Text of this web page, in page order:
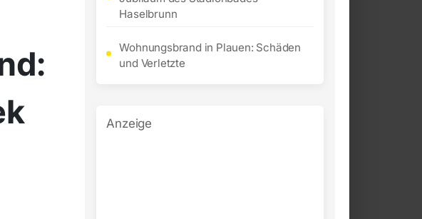
Haselbrunn
Wohnungsbrand in Plauen: Schäden
und Verletzte
Anzeige